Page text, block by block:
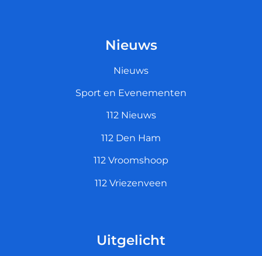
Nieuws
Nieuws
Sport en Evenementen
112 Nieuws
112 Den Ham
112 Vroomshoop
112 Vriezenveen
Uitgelicht